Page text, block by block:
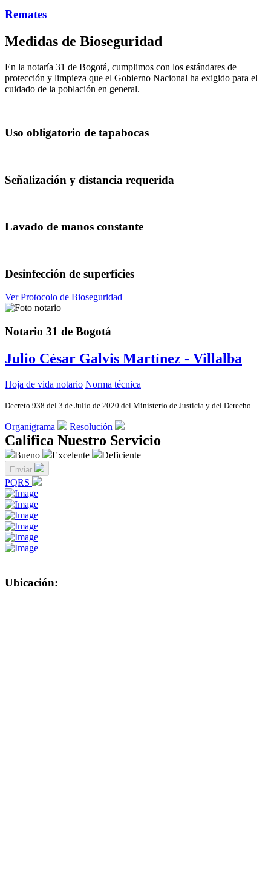
Remates
Medidas de Bioseguridad
En la notaría 31 de Bogotá, cumplimos con los estándares de
protección y limpieza que el Gobierno Nacional ha exigido para el
cuidado de la población en general.
Uso obligatorio de tapabocas
Señalización y distancia requerida
Lavado de manos constante
Desinfección de superficies
Ver Protocolo de Bioseguridad
Notario 31 de Bogotá
Julio César Galvis Martínez - Villalba
Hoja de vida notario Norma técnica
Decreto 938 del 3 de Julio de 2020 del Ministerio de Justicia y del Derecho.
Organigrama Resolución
Califica Nuestro Servicio
Bueno Excelente Deficiente
Enviar
PQRS
Ubicación: